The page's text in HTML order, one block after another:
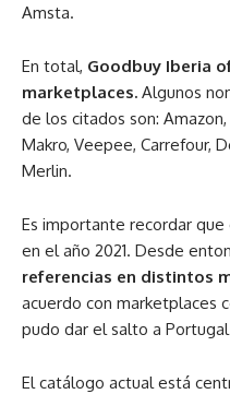
Amsta.
En total, Goodbuy Iberia
marketplaces. Algunos
de los citados son:
Makro, Veepee, Carrefour,
Merlin.
Es importante recordar que
en el año 2021. Desde
referencias en distintos
acuerdo con marketplaces
pudo dar el salto a
El catálogo actual está